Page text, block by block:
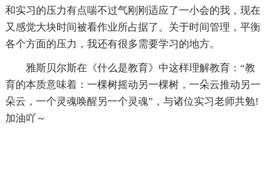
和实习的压力有点喘不过气刚刚适应了一小会的我，现在
又感觉大块时间被看作业所占据了。关于时间管理，平衡
各个方面的压力，我还有很多需要学习的地方。
雅斯贝尔斯在《什么是教育》中这样理解教育：“教
育的本质意味着：一棵树摇动另一棵树，一朵云推动另一
朵云，一个灵魂唤醒另一个灵魂”，与诸位实习老师共勉!
加油吖～